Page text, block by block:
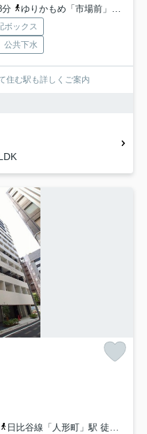
分
ゆりかもめ「市場前」駅 徒歩21分
ボックス
公共下水
住む駅も詳しくご案内
日比谷線「人形町」駅 徒歩5分